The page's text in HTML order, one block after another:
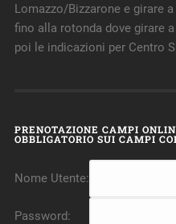
Lomazzo/Bizzarone e girare
fino alla rotonda dove girare
poi le indicazioni per Centro
PRENOTAZIONE CAMPI
OBBLIGATORIO SUI CAMPI
Nome Utente:
Password: